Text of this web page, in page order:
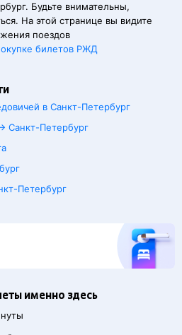
Будьте внимательны,
На этой странице вы видите
поездов
билетов РЖД
в Санкт-Петербург
Санкт-Петербург
Петербург
именно здесь